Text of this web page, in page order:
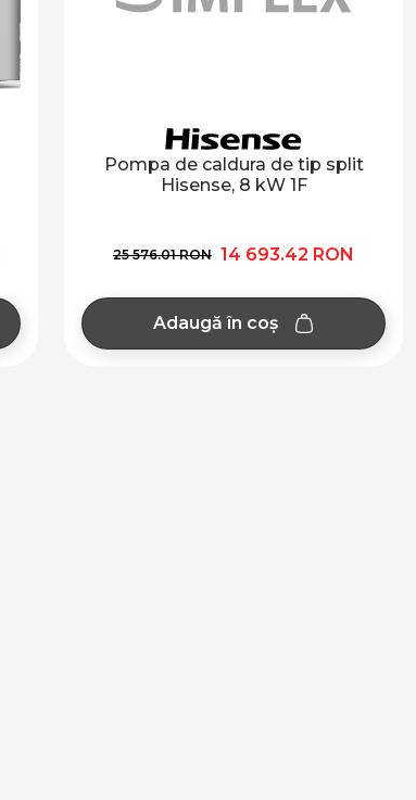
Pompa de caldura de tip split
Hisense, 8 kW 1F
25 576.01 RON 14 693.42 RON
Adaugă în coș